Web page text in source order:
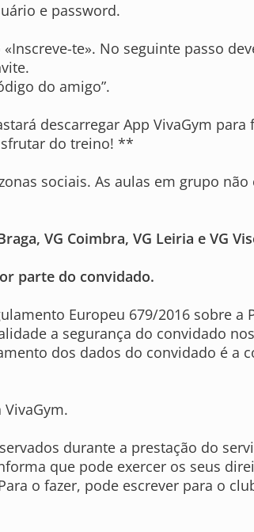
e password.
te». No seguinte passo
do amigo”.
descarregar App VivaGym
do treino! **
sociais. As aulas em grupo
VG Coimbra, VG Leiria e VG
parte do convidado.
Europeu 679/2016 sobre a
a segurança do convidado
dos dados do convidado é a
durante a prestação do
que pode exercer os seus
o fazer, pode escrever para o